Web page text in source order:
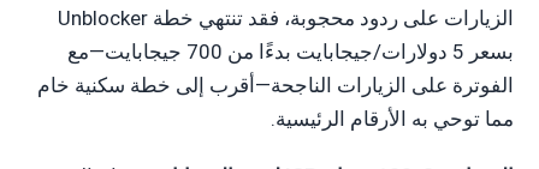
الزيارات على ردود محجوبة، فقد تنتهي خطة Unblocker
بسعر 5 دولارات/جيجابايت بدءًا من 700 جيجابايت—مع
الفوترة على الزيارات الناجحة—أقرب إلى خطة سكنية خام
مما توحي به الأرقام الرئيسية.